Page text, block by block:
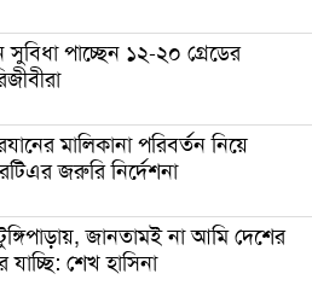
শবনম ফারিয়ার
ধরল না: শ্রীলেখা
সুবিধা পাচ্ছেন ১২-২০ গ্রেডের
মালিকানা পরিবর্তন নিয়ে
জরুরি নির্দেশনা
জানতামই না আমি দেশের
যাচ্ছি: শেখ হাসিনা